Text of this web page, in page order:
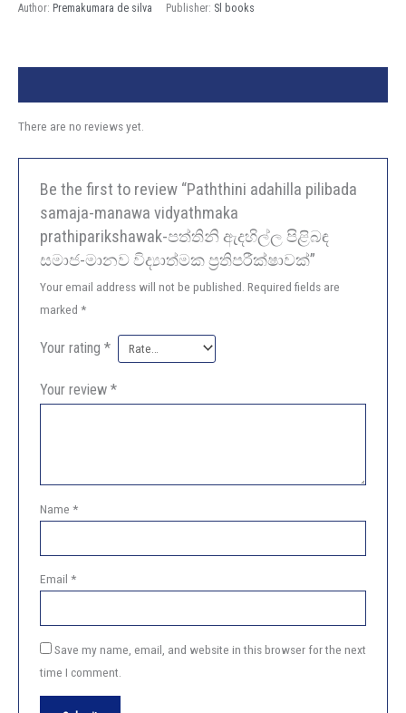
Author: Premakumara de silva Publisher: Sl books
There are no reviews yet.
Be the first to review “Paththini adahilla pilibada
samaja-manawa vidyathmaka
prathiparikshawak-පත්තිනි ඇදහිල්ල පිළිබඳ
සමාජ-මානව විද්‍යාත්මක ප්‍රතිපරීක්ෂාවක්”
Your email address will not be published. Required fields are
marked *
Your rating *
Your review *
Name *
Email *
Save my name, email, and website in this browser for the next
time I comment.